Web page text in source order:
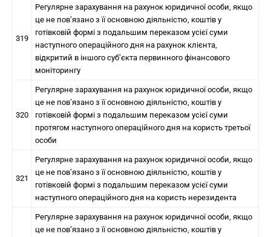
319
Регулярне зарахування на рахунок юридичної особи, якщо
це не пов’язано з її основною діяльністю, коштів у
готівковій формі з подальшим переказом усієї суми
наступного операційного дня на рахунок клієнта,
відкритий в іншого суб’єкта первинного фінансового
моніторингу
320
Регулярне зарахування на рахунок юридичної особи, якщо
це не пов’язано з її основною діяльністю, коштів у
готівковій формі з подальшим переказом усієї суми
протягом наступного операційного дня на користь третьої
особи
321
Регулярне зарахування на рахунок юридичної особи, якщо
це не пов’язано з її основною діяльністю, коштів у
готівковій формі з подальшим переказом усієї суми
наступного операційного дня на користь нерезидента
Регулярне зарахування на рахунок юридичної особи, якщо
це не пов’язано з її основною діяльністю, коштів у